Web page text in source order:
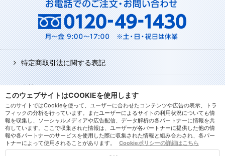
このウェブサイトはCOOKIEを使用します
このサイトではCookieを使って、ユーザーに合わせたコンテンツや広告の表示、トラ
フィックの分析を行っています。またユーザーによるサイトの利用状況についても情
報を収集し、ソーシャルメディアや広告配信、データ解析の各パートナーに情報を共
有しています。ここで収集された情報は、ユーザーが各パートナーに提供した他の情
報や各パートナーのサービスを使用した際に収集された情報と組み合わされ、各パー
トナーによって使用されることがあります。
Cookieポリシーの詳細はこちら
特定商取引法に関する表記
会社について
利用規約
ログアウト